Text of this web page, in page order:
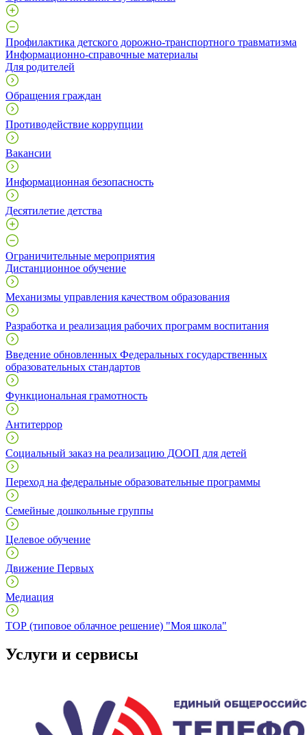
Профилактика детского дорожно-транспортного травматизма
Информационно-справочные материалы
Для родителей
Обращения граждан
Противодействие коррупции
Вакансии
Информационная безопасность
Десятилетие детства
Ограничительные мероприятия
Дистанционное обучение
Механизмы управления качеством образования
Разработка и реализация рабочих программ воспитания
Введение обновленных Федеральных государственных
образовательных стандартов
Функциональная грамотность
Антитеррор
Социальный заказ на реализацию ДООП для детей
Переход на федеральные образовательные программы
Семейные дошкольные группы
Целевое обучение
Движение Первых
Медиация
ТОР (типовое облачное решение) "Моя школа"
Услуги и сервисы